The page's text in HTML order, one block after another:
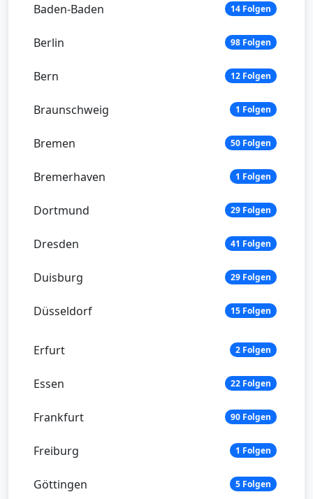
Baden-Baden 14 Folgen
Berlin 98 Folgen
Bern 12 Folgen
Braunschweig 1 Folgen
Bremen 50 Folgen
Bremerhaven 1 Folgen
Dortmund 29 Folgen
Dresden 41 Folgen
Duisburg 29 Folgen
Düsseldorf 15 Folgen
Erfurt 2 Folgen
Essen 22 Folgen
Frankfurt 90 Folgen
Freiburg 1 Folgen
Göttingen 5 Folgen